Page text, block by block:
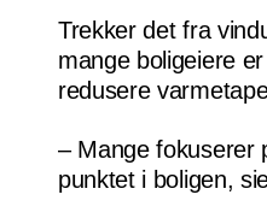
Trekker det fra
mange boligeiere
redusere
– Mange fokuserer
punktet i boligen,